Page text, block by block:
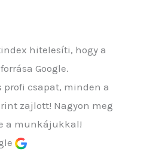
hitelesíti, hogy a
Google.
profi csapat, minden a
zajlott! Nagyon meg
a munkájukkal!